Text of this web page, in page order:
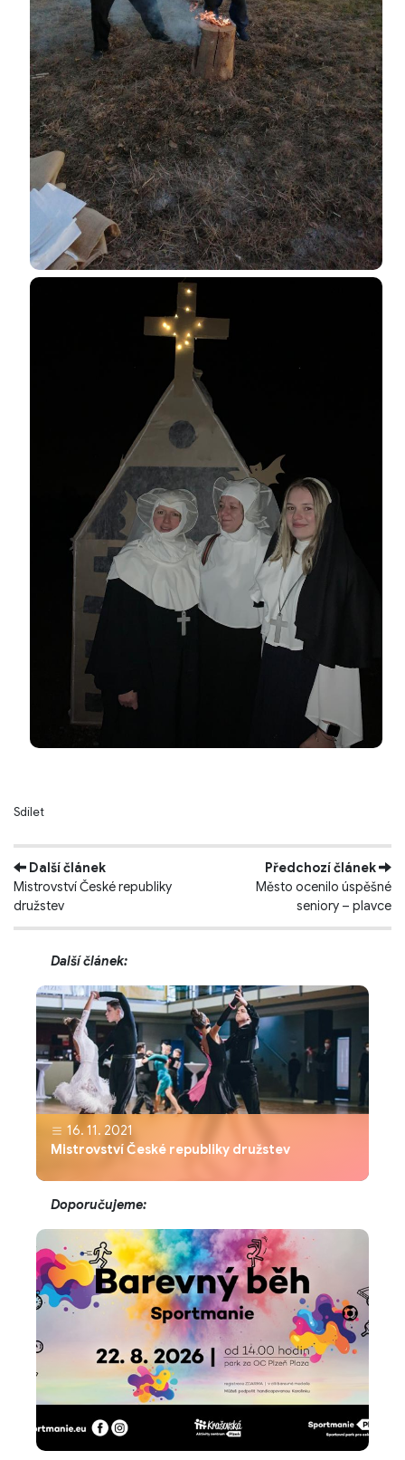
Sdílet
Další článek
Mistrovství České republiky
družstev
Předchozí článek
Město ocenilo úspěšné
seniory – plavce
Další článek:
16. 11. 2021
Mistrovství České republiky družstev
Doporučujeme: